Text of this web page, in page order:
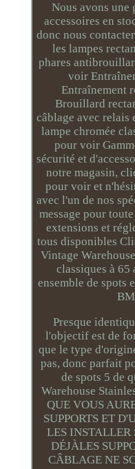
Nous avons une
accessoires en
donc nous
les lampes
phares
voir
Entraînement
Brouillard
câblage avec relais
lampe chromée
pour voir
sécurité et
notre magasin,
pour voir et
avec l'un de nos
message pour
extensions et
tous disponibles
Vintage
classiques à 65
ensemble de spots
Presque
l'objectif est de
que le type
pas, donc parfait
de spots 5 de
Warehouse
QUE VOUS
SUPPORTS ET
LES INSTALLER
DÉJÀLES
CÂBLAGE NE